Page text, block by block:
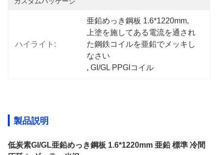
ハイライト:
亜鉛めっき鋼板 1.6*1220mm,
上塗を施してある電流を通され
た鋼鉄コイルを亜鉛でメッキし
なさい
, GI/GL PPGIコイル
製品説明
低炭素GI/GL亜鉛めっき鋼板 1.6*1220mm 亜鉛 標準 冷間